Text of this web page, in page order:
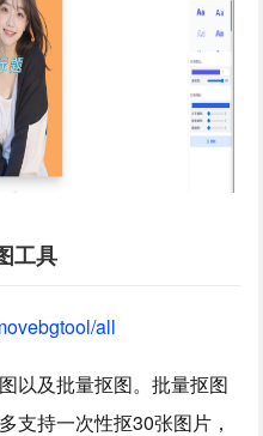
工具
all
以及批量抠图。批量抠图
支持一次性抠30张图片，